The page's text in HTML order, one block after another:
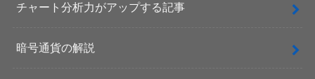
チャート分析力がアップする記事
暗号通貨の解説